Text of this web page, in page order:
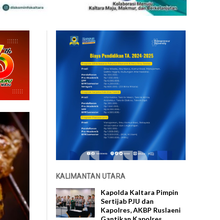
KALIMANTAN UTARA
Kapolda Kaltara Pimpin
Sertijab PJU dan
Kapolres, AKBP Ruslaeni